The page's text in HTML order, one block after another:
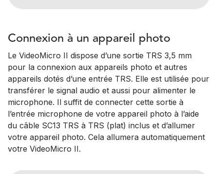
Connexion à un appareil photo
Le VideoMicro II dispose d’une sortie TRS 3,5 mm
pour la connexion aux appareils photo et autres
appareils dotés d’une entrée TRS. Elle est utilisée pour
transférer le signal audio et aussi pour alimenter le
microphone. Il suffit de connecter cette sortie à
l’entrée microphone de votre appareil photo à l’aide
du câble SC13 TRS à TRS (plat) inclus et d’allumer
votre appareil photo. Cela allumera automatiquement
votre VideoMicro II.